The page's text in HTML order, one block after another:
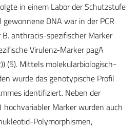
in einem Labor der Schutzstufe
DNA war in der PCR
anthracis-spezifischer Marker
Virulenz-Marker pagA
(5). Mittels molekularbiologisch-
wurde das genotypische Profil
identifiziert. Neben der
Marker wurden auch
Polymorphismen,